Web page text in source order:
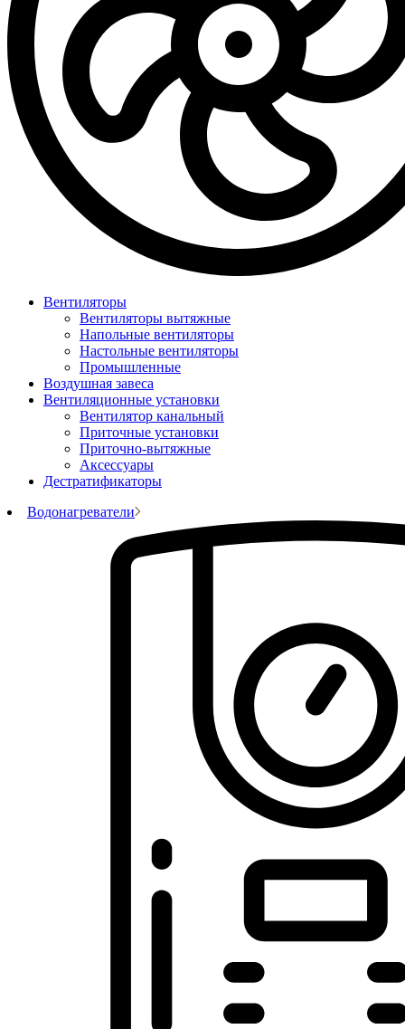
Вентиляторы
Вентиляторы вытяжные
Напольные вентиляторы
Настольные вентиляторы
Промышленные
Воздушная завеса
Вентиляционные установки
Вентилятор канальный
Приточные установки
Приточно-вытяжные
Аксессуары
Дестратификаторы
Водонагреватели